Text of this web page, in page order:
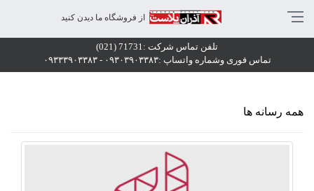
سقف کاذب و دیوار پوش آجری (طرح آجر)
سقف کاذب و دیوار پوش آجری (طرح آجر) | 09333903383 - 71731 021 | تولیدکننده ،فروش، طراحی و اجرای دیوارپوش ، کفپوش و سقف کاذب شرکت آذران پلاست رسا | با بیش از ۱۰ سال سابقه
تلفن تماس شرکت :71731 (021)
تماس فوری وشماره واتساپ :۰۹۳۰۳۹۰۳۳۸۳ - ۰۹۳۳۳۹۰۳۳۸۳
از فروشگاه ما دیدن کنید
همه رسانه ها